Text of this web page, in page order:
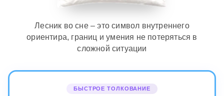
Лесник во сне – это символ внутреннего
ориентира, границ и умения не потеряться в
сложной ситуации
БЫСТРОЕ ТОЛКОВАНИЕ